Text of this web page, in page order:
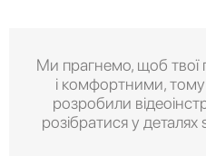
Ми прагнемо, щоб твої
і комфортними,
розробили
розібратися у деталях